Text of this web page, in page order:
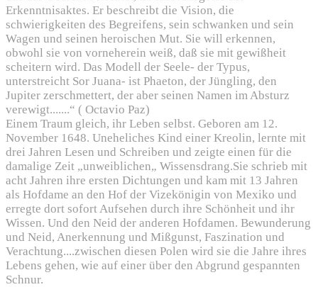
Erkenntnisaktes. Er beschreibt die Vision, die
schwierigkeiten des Begreifens, sein schwanken und sein
Wagen und seinen heroischen Mut. Sie will erkennen,
obwohl sie von vorneherein weiß, daß sie mit gewißheit
scheitern wird. Das Modell der Seele- der Typus,
unterstreicht Sor Juana- ist Phaeton, der Jüngling, den
Jupiter zerschmettert, der aber seinen Namen im Absturz
verewigt.......“ ( Octavio Paz)
Einem Traum gleich, ihr Leben selbst. Geboren am 12.
November 1648. Uneheliches Kind einer Kreolin, lernte mit
drei Jahren Lesen und Schreiben und zeigte einen für die
damalige Zeit „unweiblichen„ Wissensdrang.Sie schrieb mit
acht Jahren ihre ersten Dichtungen und kam mit 13 Jahren
als Hofdame an den Hof der Vizekönigin von Mexiko und
erregte dort sofort Aufsehen durch ihre Schönheit und ihr
Wissen. Und den Neid der anderen Hofdamen. Bewunderung
und Neid, Anerkennung und Mißgunst, Faszination und
Verachtung....zwischen diesen Polen wird sie die Jahre ihres
Lebens gehen, wie auf einer über den Abgrund gespannten
Schnur.